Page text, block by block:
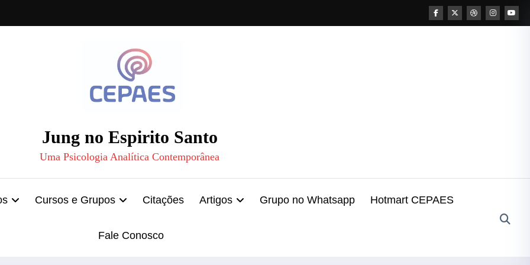
Jung no Espirito Santo
Uma Psicologia Analítica Contemporânea
Cursos e Grupos Citações Artigos Grupo no Whatsapp Hotmart CEPAES
Fale Conosco